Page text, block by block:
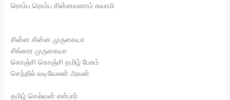
ரொம்ப ரொம்ப சின்னவனாம் சுவாமி
சின்ன சின்ன முருகையா
சிங்கார முருகையா
கொஞ்சி கொஞ்சி தமிழ் பேசும்
செந்தில் வடிவேலன் அவன்
தமிழ் செல்வன் என்பார்